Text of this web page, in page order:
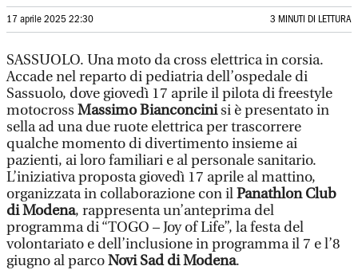
17 aprile 2025 22:30 3 MINUTI DI LETTURA
SASSUOLO. Una moto da cross elettrica in corsia.
Accade nel reparto di pediatria dell’ospedale di
Sassuolo, dove giovedì 17 aprile il pilota di freestyle
motocrossMassimo Bianconcinisi è presentato in
sella ad una due ruote elettrica per trascorrere
qualche momento di divertimento insieme ai
pazienti, ai loro familiari e al personale sanitario.
L’iniziativa proposta giovedì 17 aprile al mattino,
organizzata in collaborazione con ilPanathlon Club
di Modena, rappresenta un’anteprima del
programma di “TOGO – Joy of Life”, la festa del
volontariato e dell’inclusione in programma il 7 e l’8
giugno al parcoNovi Sad di Modena.